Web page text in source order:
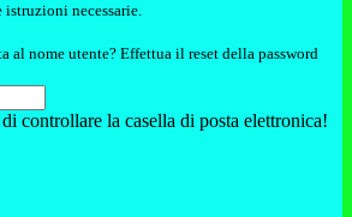
necessarie.
al nome utente? Effettua il reset della password
controllare la casella di posta elettronica!